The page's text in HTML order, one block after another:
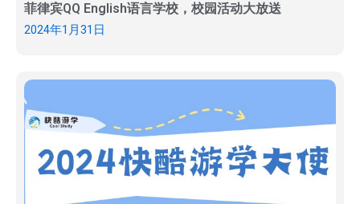
菲律宾QQ English语言学校，校园活动大放送
2024年1月31日